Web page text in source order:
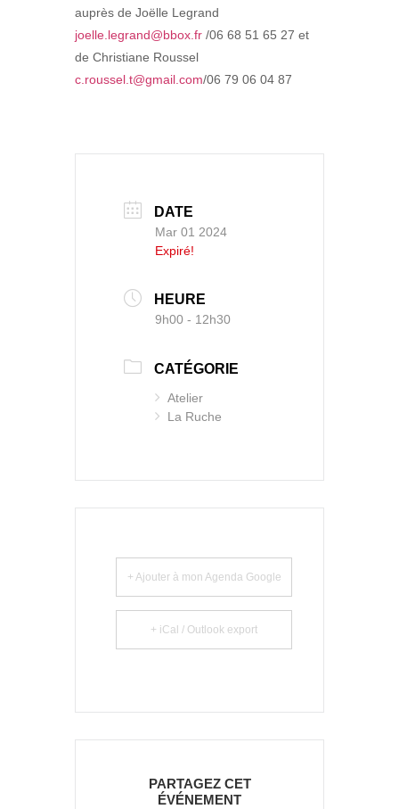
auprès de Joëlle Legrand
joelle.legrand@bbox.fr /06 68 51 65 27 et
de Christiane Roussel
c.roussel.t@gmail.com/06 79 06 04 87
DATE
Mar 01 2024
Expiré!
HEURE
9h00 - 12h30
CATÉGORIE
Atelier
La Ruche
+ Ajouter à mon Agenda Google
+ iCal / Outlook export
PARTAGEZ CET
ÉVÉNEMENT